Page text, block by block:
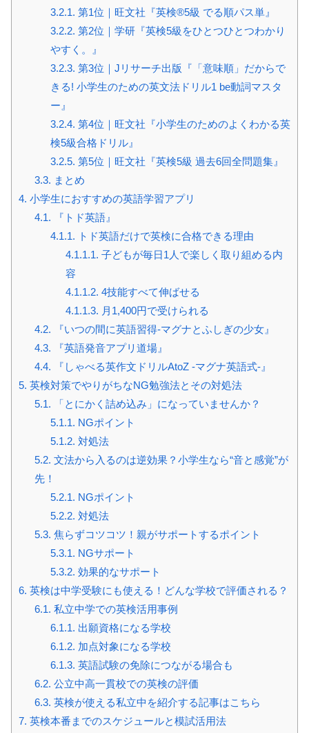
3.2.1. 第1位｜旺文社『英検®5級 でる順パス単』
3.2.2. 第2位｜学研『英検5級をひとつひとつわかり
やすく。』
3.2.3. 第3位｜Jリサーチ出版『「意味順」だからで
きる! 小学生のための英文法ドリル1 be動詞マスタ
ー』
3.2.4. 第4位｜旺文社『小学生のためのよくわかる英
検5級合格ドリル』
3.2.5. 第5位｜旺文社『英検5級 過去6回全問題集』
3.3. まとめ
4. 小学生におすすめの英語学習アプリ
4.1. 『トド英語』
4.1.1. トド英語だけで英検に合格できる理由
4.1.1.1. 子どもが毎日1人で楽しく取り組める内
容
4.1.1.2. 4技能すべて伸ばせる
4.1.1.3. 月1,400円で受けられる
4.2. 『いつの間に英語習得-マグナとふしぎの少女』
4.3. 『英語発音アプリ道場』
4.4. 『しゃべる英作文ドリルAtoZ -マグナ英語式-』
5. 英検対策でやりがちなNG勉強法とその対処法
5.1. 「とにかく詰め込み」になっていませんか？
5.1.1. NGポイント
5.1.2. 対処法
5.2. 文法から入るのは逆効果？小学生なら“音と感覚”が
先！
5.2.1. NGポイント
5.2.2. 対処法
5.3. 焦らずコツコツ！親がサポートするポイント
5.3.1. NGサポート
5.3.2. 効果的なサポート
6. 英検は中学受験にも使える！どんな学校で評価される？
6.1. 私立中学での英検活用事例
6.1.1. 出願資格になる学校
6.1.2. 加点対象になる学校
6.1.3. 英語試験の免除につながる場合も
6.2. 公立中高一貫校での英検の評価
6.3. 英検が使える私立中を紹介する記事はこちら
7. 英検本番までのスケジュールと模試活用法